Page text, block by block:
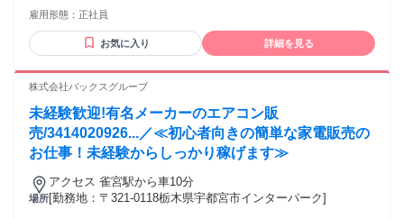
あり 1ヶ月あたり1万円 全員に一律で支払われるその他手当金
（年1回） ＊賞与あり（年2回） 月給26万円からの給与体系に
加え、 年2回の賞与支給により、 正社員としての経済的な基
盤を しっかりと確立できる環境です！
験がない方もお気軽にご相談ください！ 【こんな方は大歓
迎！】 ＊新たなフィールドでチャレンジしたい ＊接客が好き
＊飲食店でスキルアップしたい －－－－－－－－－－－－－
フ､カフェアルバイト､ 居酒屋、居酒屋､ラーメン店､ファミレ
パートでの経験も大歓迎！ ※ブランクOK・ブランク歓迎！
雇用形態： 正社員
お気に入り 詳細を見る
株式会社バックスグループ
未経験歓迎!有名メーカーのエアコン販
売/3414020926...／≪初心者向きの簡単な家電販売の
お仕事！未経験からしっかり稼げます≫
場所
アクセス 雀宮駅から車10分
[勤務地：〒321-0118栃木県宇都宮市インターパーク]